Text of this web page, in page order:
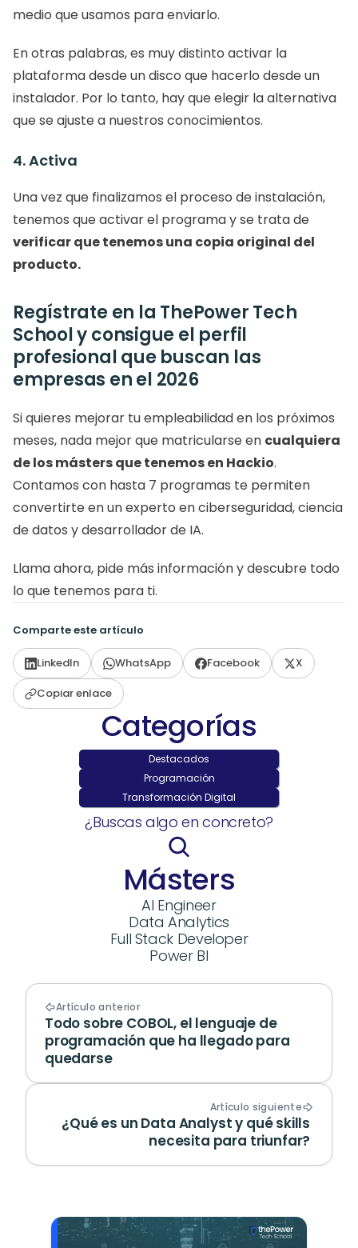
medio que usamos para enviarlo.
En otras palabras, es muy distinto activar la
plataforma desde un disco que hacerlo desde un
instalador. Por lo tanto, hay que elegir la alternativa
que se ajuste a nuestros conocimientos.
4. Activa
Una vez que finalizamos el proceso de instalación,
tenemos que activar el programa y se trata de
verificar que tenemos una copia original del
producto.
Regístrate en la ThePower Tech
School y consigue el perfil
profesional que buscan las
empresas en el 2026
Si quieres mejorar tu empleabilidad en los próximos
meses, nada mejor que matricularse en cualquiera
de los másters que tenemos en Hackio.
Contamos con hasta 7 programas te permiten
convertirte en un experto en ciberseguridad, ciencia
de datos y desarrollador de IA.
Llama ahora, pide más información y descubre todo
lo que tenemos para ti.
Comparte este artículo
LinkedIn WhatsApp Facebook
X
Copiar enlace
Categorías
Destacados
Programación
Transformación Digital
¿Buscas algo en concreto?
Másters
AI Engineer
Data Analytics
Full Stack Developer
Power BI
Artículo anterior
Todo sobre COBOL, el lenguaje de
programación que ha llegado para
quedarse
Artículo siguiente
¿Qué es un Data Analyst y qué skills
necesita para triunfar?